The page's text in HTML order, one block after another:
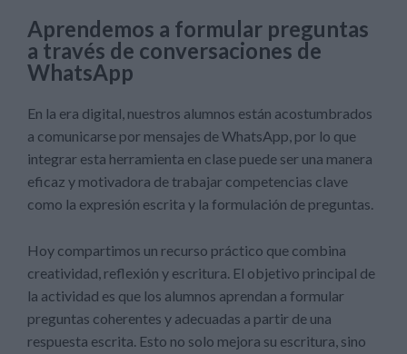
Aprendemos a formular preguntas
a través de conversaciones de
WhatsApp
En la era digital, nuestros alumnos están acostumbrados
a comunicarse por mensajes de WhatsApp, por lo que
integrar esta herramienta en clase puede ser una manera
eficaz y motivadora de trabajar competencias clave
como la expresión escrita y la formulación de preguntas.
Hoy compartimos un recurso práctico que combina
creatividad, reflexión y escritura. El objetivo principal de
la actividad es que los alumnos aprendan a formular
preguntas coherentes y adecuadas a partir de una
respuesta escrita. Esto no solo mejora su escritura, sino